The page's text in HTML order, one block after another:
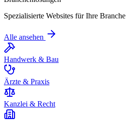
Spezialisierte Websites für Ihre Branche
Alle ansehen
Handwerk & Bau
Ärzte & Praxis
Kanzlei & Recht